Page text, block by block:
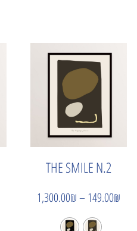
THE SMILE N.2
149.00₪
–
1,300.00₪